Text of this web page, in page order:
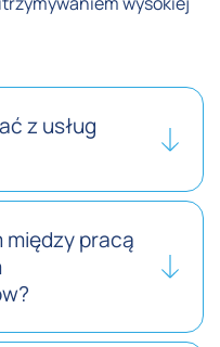
z usług
między pracą